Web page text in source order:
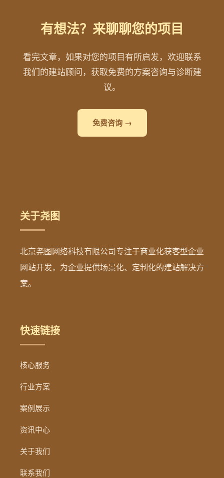
有想法？来聊聊您的项目
看完文章，如果对您的项目有所启发，欢迎联系
我们的建站顾问，获取免费的方案咨询与诊断建
议。
免费咨询 →
关于尧图
北京尧图网络科技有限公司专注于商业化获客型企业
网站开发，为企业提供场景化、定制化的建站解决方
案。
快速链接
核心服务
行业方案
案例展示
资讯中心
关于我们
联系我们